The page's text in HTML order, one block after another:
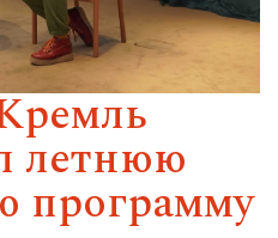
летнюю
программу